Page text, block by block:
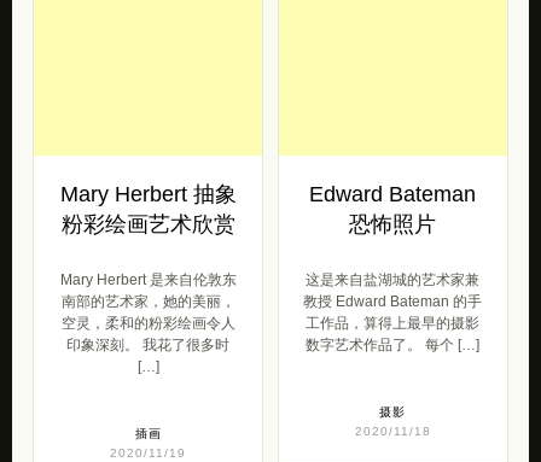
Mary Herbert 抽象
粉彩绘画艺术欣赏
Mary Herbert 是来自伦敦东
南部的艺术家，她的美丽，
空灵，柔和的粉彩绘画令人
印象深刻。 我花了很多时
[…]
插画
2020/11/19
Edward Bateman
恐怖照片
这是来自盐湖城的艺术家兼
教授 Edward Bateman 的手
工作品，算得上最早的摄影
数字艺术作品了。 每个 […]
摄影
2020/11/18